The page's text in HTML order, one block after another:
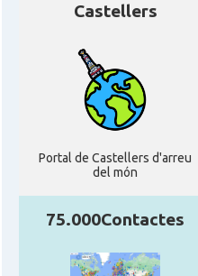
Castellers
Portal de Castellers d'arreu
del món
75.000Contactes